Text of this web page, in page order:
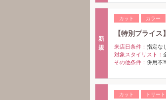
新
規
カット カラー
【特別プライ
来店日条件： 指定な
対象スタイリスト：
その他条件： 併用不
カット トリー